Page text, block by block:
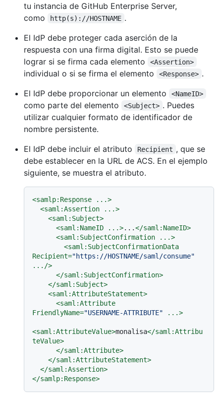
tu instancia de GitHub Enterprise Server,
como
http(s)://HOSTNAME .
El IdP debe proteger cada aserción de la
respuesta con una firma digital. Esto se puede
lograr si se firma cada elemento
<Assertion>
individual o si se firma el elemento <Response> .
El IdP debe proporcionar un elemento
<NameID>
como parte del elemento <Subject> . Puedes
utilizar cualquier formato de identificador de
nombre persistente.
El IdP debe incluir el atributo
Recipient , que se
debe establecer en la URL de ACS. En el ejemplo
siguiente, se muestra el atributo.
<samlp:Response ...>
<saml:Assertion ...>
<saml:Subject>
<saml:NameID ...>...</saml:NameID>
<saml:SubjectConfirmation ...>
<saml:SubjectConfirmationData
Recipient="https://HOSTNAME/saml/consume"
... />
</saml:SubjectConfirmation>
</saml:Subject>
<saml:AttributeStatement>
<saml:Attribute
FriendlyName="USERNAME-ATTRIBUTE" ...>
<saml:AttributeValue>monalisa</saml:Attribu
teValue>
</saml:Attribute>
</saml:AttributeStatement>
</saml:Assertion>
</samlp:Response>